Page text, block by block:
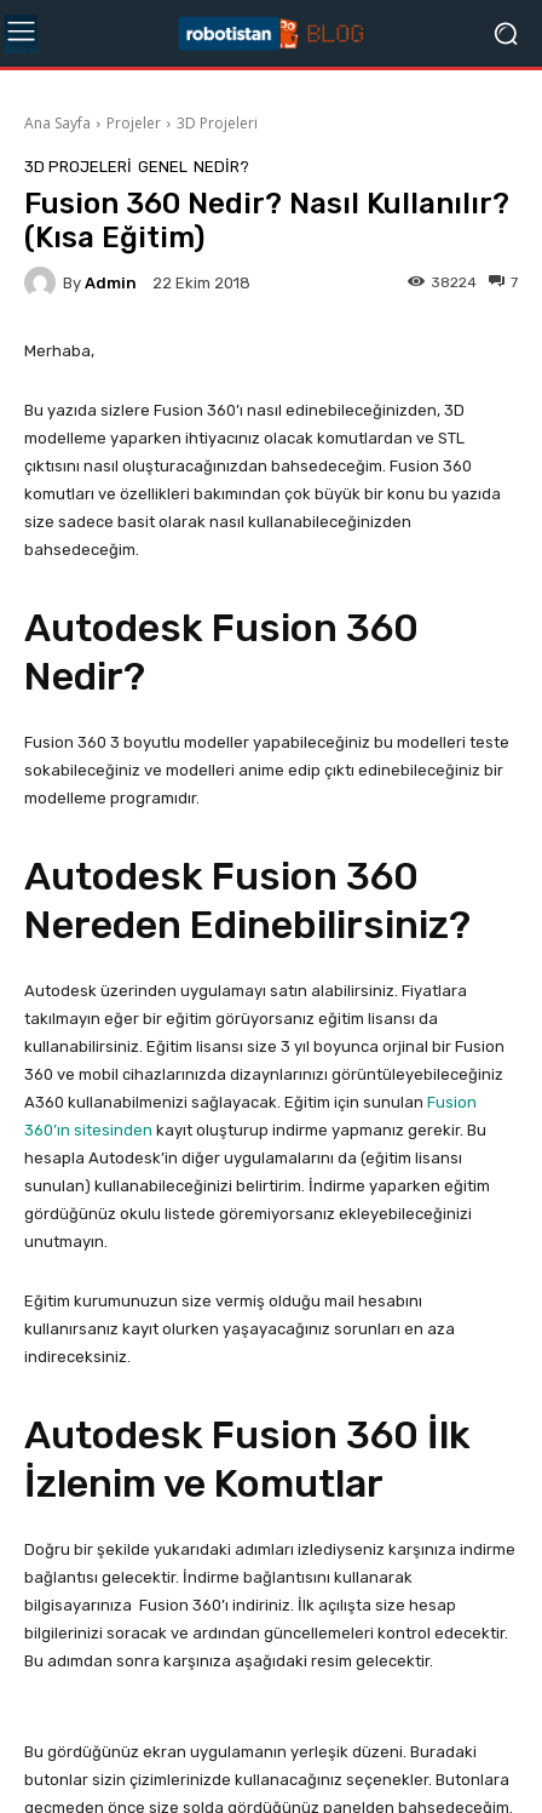
Ana Sayfa Projeler 3D Projeleri
3D PROJELERI GENEL NEDIR?
Fusion 360 Nedir? Nasıl Kullanılır?
(Kısa Eğitim)
By Admin 22 Ekim 2018 7
38224
Merhaba,
Bu yazıda sizlere Fusion 360’ı nasıl edinebileceğinizden, 3D
modelleme yaparken ihtiyacınız olacak komutlardan ve STL
çıktısını nasıl oluşturacağınızdan bahsedeceğim. Fusion 360
komutları ve özellikleri bakımından çok büyük bir konu bu yazıda
size sadece basit olarak nasıl kullanabileceğinizden
bahsedeceğim.
Autodesk Fusion 360
Nedir?
Fusion 360 3 boyutlu modeller yapabileceğiniz bu modelleri teste
sokabileceğiniz ve modelleri anime edip çıktı edinebileceğiniz bir
modelleme programıdır.
Autodesk Fusion 360
Nereden Edinebilirsiniz?
Autodesk üzerinden uygulamayı satın alabilirsiniz. Fiyatlara
takılmayın eğer bir eğitim görüyorsanız eğitim lisansı da
kullanabilirsiniz. Eğitim lisansı size 3 yıl boyunca orjinal bir Fusion
360 ve mobil cihazlarınızda dizaynlarınızı görüntüleyebileceğiniz
A360 kullanabilmenizi sağlayacak. Eğitim için sunulan Fusion
360’ın sitesinden kayıt oluşturup indirme yapmanız gerekir. Bu
hesapla Autodesk’in diğer uygulamalarını da (eğitim lisansı
sunulan) kullanabileceğinizi belirtirim. İndirme yaparken eğitim
gördüğünüz okulu listede göremiyorsanız ekleyebileceğinizi
unutmayın.
Eğitim kurumunuzun size vermiş olduğu mail hesabını
kullanırsanız kayıt olurken yaşayacağınız sorunları en aza
indireceksiniz.
Autodesk Fusion 360 İlk
İzlenim ve Komutlar
Doğru bir şekilde yukarıdaki adımları izlediyseniz karşınıza indirme
bağlantısı gelecektir. İndirme bağlantısını kullanarak
bilgisayarınıza Fusion 360’ı indiriniz. İlk açılışta size hesap
bilgilerinizi soracak ve ardından güncellemeleri kontrol edecektir.
Bu adımdan sonra karşınıza aşağıdaki resim gelecektir.
Bu gördüğünüz ekran uygulamanın yerleşik düzeni. Buradaki
butonlar sizin çizimlerinizde kullanacağınız seçenekler. Butonlara
geçmeden önce size solda gördüğünüz panelden bahsedeceğim.